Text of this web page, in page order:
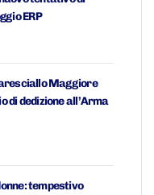
ERP
Maggiore
di dedizione all’Arma
tempestivo